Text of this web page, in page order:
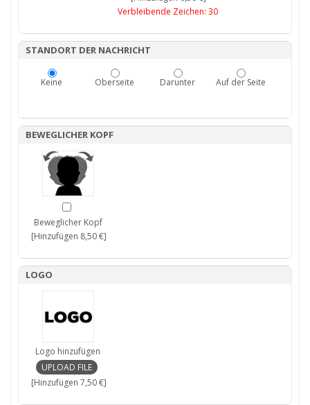
Verbleibende Zeichen: 30
STANDORT DER NACHRICHT
Keine Oberseite Darunter Auf der Seite
BEWEGLICHER KOPF
Beweglicher Kopf
[Hinzufügen 8,50 €]
LOGO
Logo hinzufügen
[Hinzufügen 7,50 €]